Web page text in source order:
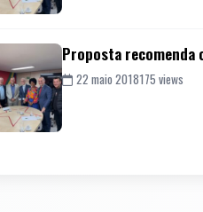
Proposta recomenda
22 maio 2018175 views